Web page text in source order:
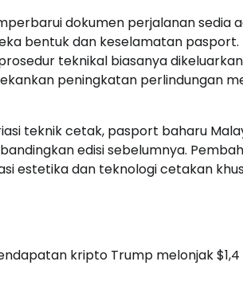
dokumen perjalanan sedia
bentuk dan keselamatan
teknikal biasanya
peningkatan perlindungan
teknik cetak, pasport baharu
edisi sebelumnya.
estetika dan teknologi cetakan
kripto Trump melonjak